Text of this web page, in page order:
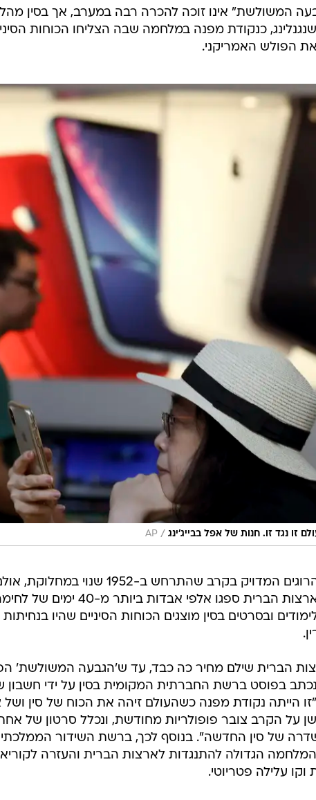
המשולשת" אינו זוכה להכרה רבה במערב, אך בסין
כנקודת מפנה במלחמה שבה הצליחו הכוחות
הפולש האמריקני.
זו נגד זו. חנות של אפל בבייג'ינג /
AP
מספר ההרוגים המדויק בקרב
בהובלת ארצות הברית ספגו
ובסרטים בסין מוצגים הכוחות הסיניים שהיו
הברית שילם מחיר כה כבד, עד ש'הגבעה המשולשת'
בפוסט ברשת החברתית המקומית בסין על ידי חשבון
הייתה נקודת מפנה כשהעולם זיהה את הכוח של סין
על הקרב צובר פופולריות מחודשת, ונכלל סרטון של
הגדולה להתנגדות לארצות הברית והעזרה
וקו עלילה פטריוטי.